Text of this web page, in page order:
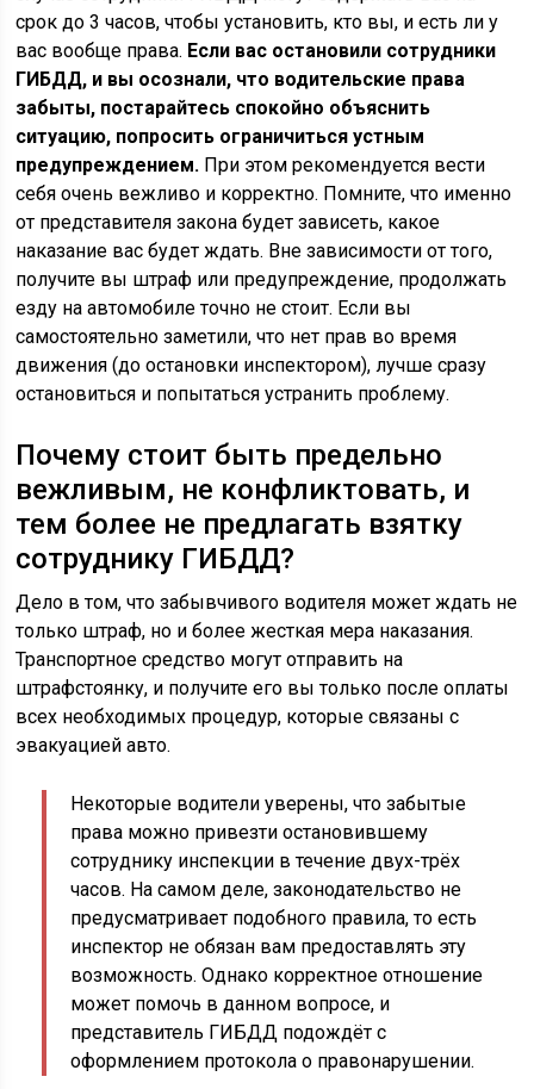
срок до 3 часов, чтобы установить, кто вы, и есть ли у
вас вообще права. Если вас остановили сотрудники
ГИБДД, и вы осознали, что водительские права
забыты, постарайтесь спокойно объяснить
ситуацию, попросить ограничиться устным
предупреждением. При этом рекомендуется вести
себя очень вежливо и корректно. Помните, что именно
от представителя закона будет зависеть, какое
наказание вас будет ждать. Вне зависимости от того,
получите вы штраф или предупреждение, продолжать
езду на автомобиле точно не стоит. Если вы
самостоятельно заметили, что нет прав во время
движения (до остановки инспектором), лучше сразу
остановиться и попытаться устранить проблему.
Почему стоит быть предельно
вежливым, не конфликтовать, и
тем более не предлагать взятку
сотруднику ГИБДД?
Дело в том, что забывчивого водителя может ждать не
только штраф, но и более жесткая мера наказания.
Транспортное средство могут отправить на
штрафстоянку, и получите его вы только после оплаты
всех необходимых процедур, которые связаны с
эвакуацией авто.
Некоторые водители уверены, что забытые
права можно привезти остановившему
сотруднику инспекции в течение двух-трёх
часов. На самом деле, законодательство не
предусматривает подобного правила, то есть
инспектор не обязан вам предоставлять эту
возможность. Однако корректное отношение
может помочь в данном вопросе, и
представитель ГИБДД подождёт с
оформлением протокола о правонарушении.